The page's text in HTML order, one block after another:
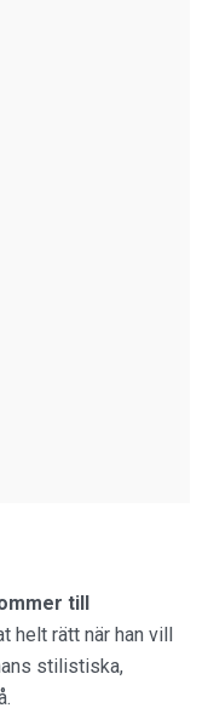
till
helt rätt när han vill
stilistiska,